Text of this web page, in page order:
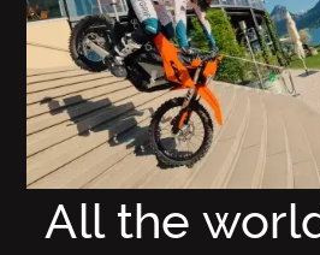
All the